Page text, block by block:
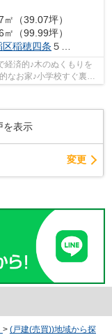
（39.07坪）
（99.99坪）
区稲穂四条 ５丁目13-7
経済的♪木のぬくもりを
なお家♪小学校すぐ裏で
を表示
変更
> (戸建(売買))地域から探